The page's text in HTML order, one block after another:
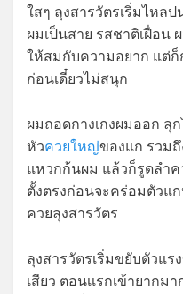
ใสๆ ลุงสารวัตรเริ่มไหล
ผมเป็นสาย รสชาติเฝื่อน
ให้สมกับความอยาก แต่ก็
ก่อนเดี๋ยวไม่สนุก
ผมถอดกางเกงผมออก ลุ
หัวควยใหญ่ของแก รวม
แหวกก้นผม แล้วก็รูดลำ
ตั้งตรงก่อนจะคร่อมตัวแ
ควยลุงสารวัตร
ลุงสารวัตรเริ่มขยับตัวแ
เสียว ตอนเเรกเข้ายาก